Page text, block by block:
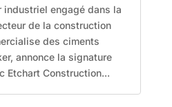
industriel engagé dans la
de la construction
des ciments
annonce la signature
Etchart Construction...